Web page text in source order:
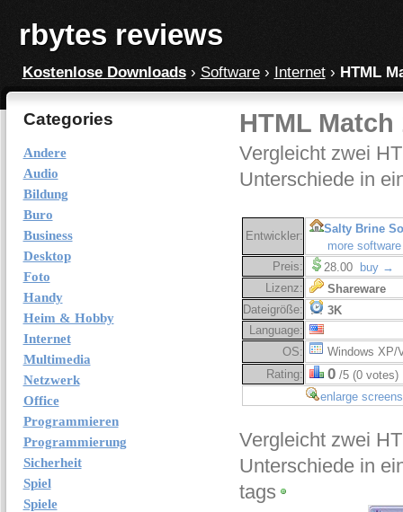
rbytes reviews
Kostenlose Downloads› Software› Internet› HTML
Categories
Andere
Audio
Bildung
Buro
Business
Desktop
Foto
Handy
Heim & Hobby
Internet
Multimedia
Netzwerk
Office
Programmieren
Programmierung
Sicherheit
Spiel
Spiele
HTML Match
Vergleicht zwei
Unterschiede in
Entwickler:
Salty Brine
more
Preis:
28.00
buy →
Lizenz:
Shareware
Dateigröße:
3K
Language:
OS:
Windows XP/
Rating:
0/5 (0 votes)
enlarge
Vergleicht zwei
Unterschiede in
tags